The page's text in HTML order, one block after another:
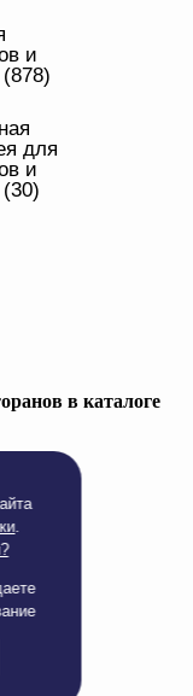
.
и
для
и
(30)
в каталоге